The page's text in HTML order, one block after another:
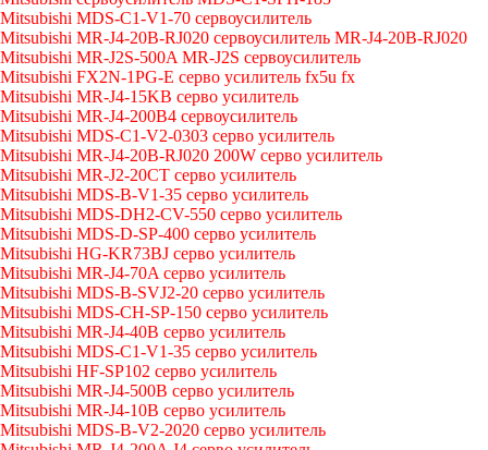
Mitsubishi MDS-C1-V1-70 сервоусилитель
Mitsubishi MR-J4-20B-RJ020 сервоусилитель MR-J4-20B-RJ020
Mitsubishi MR-J2S-500A MR-J2S сервоусилитель
Mitsubishi FX2N-1PG-E серво усилитель fx5u fx
Mitsubishi MR-J4-15KB серво усилитель
Mitsubishi MR-J4-200B4 сервоусилитель
Mitsubishi MDS-C1-V2-0303 серво усилитель
Mitsubishi MR-J4-20B-RJ020 200W серво усилитель
Mitsubishi MR-J2-20CT серво усилитель
Mitsubishi MDS-B-V1-35 серво усилитель
Mitsubishi MDS-DH2-CV-550 серво усилитель
Mitsubishi MDS-D-SP-400 серво усилитель
Mitsubishi HG-KR73BJ серво усилитель
Mitsubishi MR-J4-70A серво усилитель
Mitsubishi MDS-B-SVJ2-20 серво усилитель
Mitsubishi MDS-CH-SP-150 серво усилитель
Mitsubishi MR-J4-40B серво усилитель
Mitsubishi MDS-C1-V1-35 серво усилитель
Mitsubishi HF-SP102 серво усилитель
Mitsubishi MR-J4-500B серво усилитель
Mitsubishi MR-J4-10B серво усилитель
Mitsubishi MDS-B-V2-2020 серво усилитель